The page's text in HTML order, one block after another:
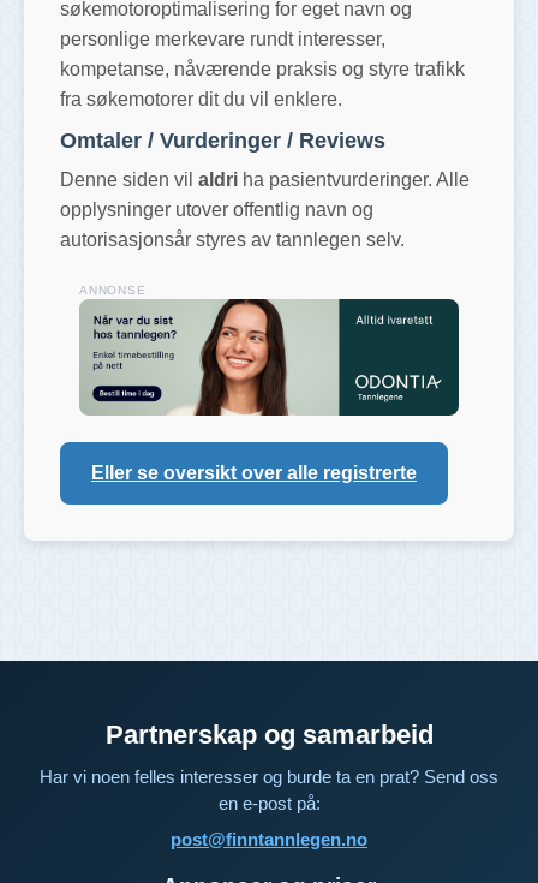
søkemotoroptimalisering for eget navn og
personlige merkevare rundt interesser,
kompetanse, nåværende praksis og styre trafikk
fra søkemotorer dit du vil enklere.
Omtaler / Vurderinger / Reviews
Denne siden vil aldri ha pasientvurderinger. Alle
opplysninger utover offentlig navn og
autorisasjonsår styres av tannlegen selv.
ANNONSE
Eller se oversikt over alle registrerte
Partnerskap og samarbeid
Har vi noen felles interesser og burde ta en prat? Send oss
en e-post på:
post@finntannlegen.no